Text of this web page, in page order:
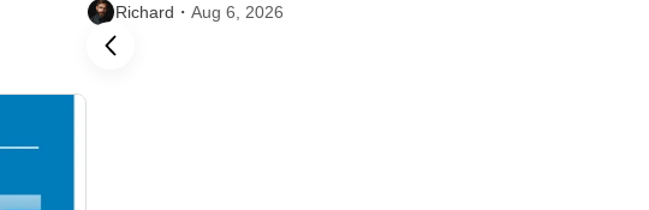
Richard・ Aug 6, 2026